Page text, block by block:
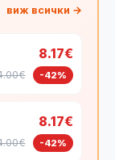
виж всички →
8.17€
-42%
8.17€
-42%